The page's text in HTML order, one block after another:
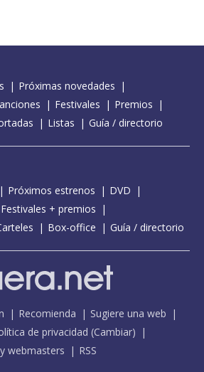
Próximas novedades
Festivales
Premios
Listas Guía / directorio
Próximos estrenos
DVD
Festivales + premios
Box-office Guía / directorio
Recomienda
Sugiere una web
de privacidad (Cambiar)
webmasters RSS